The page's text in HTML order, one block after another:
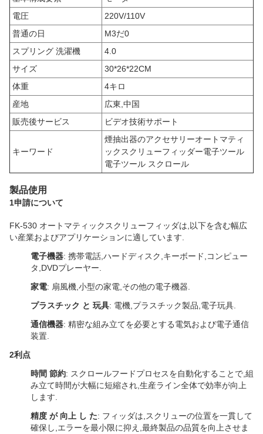
電圧
220V/110V
普通の日
M3だ0
スプリング 洗濯機
4.0
サイズ
30*26*22CM
体重
4キロ
産地
広東,中国
販売後サービス
ビデオ技術サポート
キーワード
煙抽出器のアクセサリーオートマティ
ックスクリューフィッダー電子ツール
電子ツール スクロール
製品使用
1申請について
FK-530 オートマティックスクリューフィッダは,以下を含む幅広
い産業およびアプリケーションに適しています.
電子機器: 携帯電話,ハードディスク,キーボード,コンピュー
タ,DVDプレーヤー.
家電: 扇風機,小型の家電,その他の電子機器.
プラスチック と 玩具: 電機,プラスチック製品,電子玩具.
通信機器: 精密な組み立てを必要とする電気および電子通信
装置.
2利点
時間 節約: スクロールフードプロセスを自動化することで,組
み立て時間が大幅に短縮され,生産ライン全体で効率が向上
します.
精度 が 向上 し た: フィッダは,スクリューの位置を一貫して
確保し,エラーを最小限に抑え,最終製品の品質を向上させま